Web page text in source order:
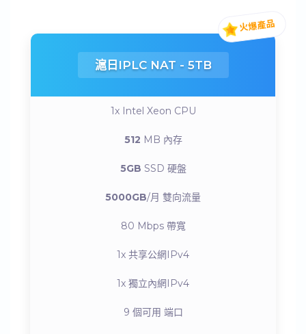
滬日IPLC NAT - 5TB
1x Intel Xeon CPU
512 MB 內存
5GB SSD 硬盤
5000GB/月 雙向流量
80 Mbps帶寬
1x 共享公網IPv4
1x 獨立內網IPv4
9 個可用 端口